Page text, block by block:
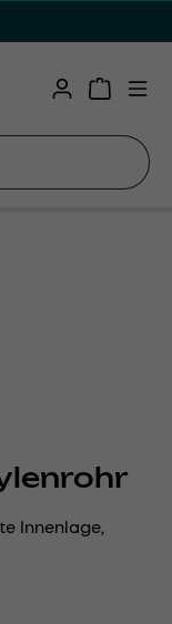
Innenlage,